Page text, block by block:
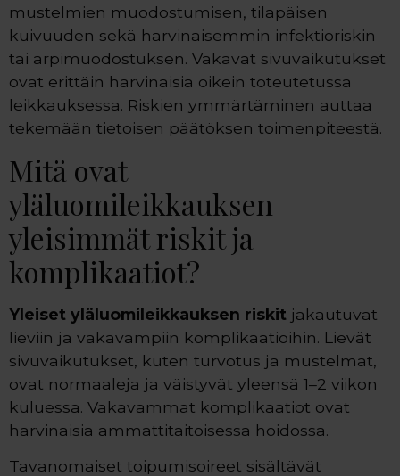
mustelmien muodostumisen, tilapäisen
kuivuuden sekä harvinaisemmin infektioriskin
tai arpimuodostuksen. Vakavat sivuvaikutukset
ovat erittäin harvinaisia oikein toteutetussa
leikkauksessa. Riskien ymmärtäminen auttaa
tekemään tietoisen päätöksen toimenpiteestä.
Mitä ovat
yläluomileikkauksen
yleisimmät riskit ja
komplikaatiot?
Yleiset yläluomileikkauksen riskit jakautuvat
lieviin ja vakavampiin komplikaatioihin. Lievät
sivuvaikutukset, kuten turvotus ja mustelmat,
ovat normaaleja ja väistyvät yleensä 1–2 viikon
kuluessa. Vakavammat komplikaatiot ovat
harvinaisia ammattitaitoisessa hoidossa.
Tavanomaiset toipumisoireet sisältävät